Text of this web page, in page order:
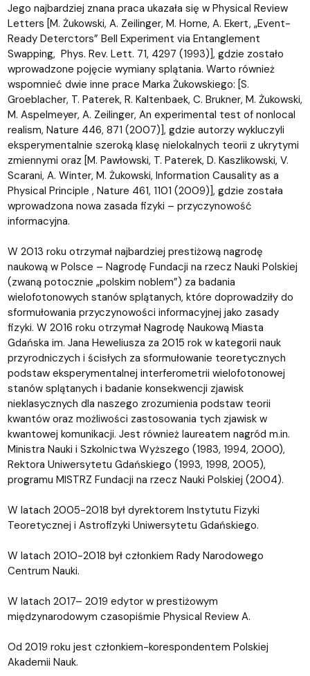
Jego najbardziej znana praca ukazała się w Physical Review
Letters [M. Żukowski, A. Zeilinger, M. Horne, A. Ekert, „Event-
Ready Deterctors” Bell Experiment via Entanglement
Swapping, Phys. Rev. Lett. 71, 4297 (1993)], gdzie zostało
wprowadzone pojęcie wymiany splątania. Warto również
wspomnieć dwie inne prace Marka Żukowskiego: [S.
Groeblacher, T. Paterek, R. Kaltenbaek, C. Brukner, M. Żukowski,
M. Aspelmeyer, A. Zeilinger, An experimental test of nonlocal
realism, Nature 446, 871 (2007)], gdzie autorzy wykluczyli
eksperymentalnie szeroką klasę nielokalnych teorii z ukrytymi
zmiennymi oraz [M. Pawłowski, T. Paterek, D. Kaszlikowski, V.
Scarani, A. Winter, M. Żukowski, Information Causality as a
Physical Principle , Nature 461, 1101 (2009)], gdzie została
wprowadzona nowa zasada fizyki – przyczynowość
informacyjna.
W 2013 roku otrzymał najbardziej prestiżową nagrodę
naukową w Polsce – Nagrodę Fundacji na rzecz Nauki Polskiej
(zwaną potocznie „polskim noblem”) za badania
wielofotonowych stanów splątanych, które doprowadziły do
sformułowania przyczynowości informacyjnej jako zasady
fizyki. W 2016 roku otrzymał Nagrodę Naukową Miasta
Gdańska im. Jana Heweliusza za 2015 rok w kategorii nauk
przyrodniczych i ścisłych za sformułowanie teoretycznych
podstaw eksperymentalnej interferometrii wielofotonowej
stanów splątanych i badanie konsekwencji zjawisk
nieklasycznych dla naszego zrozumienia podstaw teorii
kwantów oraz możliwości zastosowania tych zjawisk w
kwantowej komunikacji. Jest również laureatem nagród m.in.
Ministra Nauki i Szkolnictwa Wyższego (1983, 1994, 2000),
Rektora Uniwersytetu Gdańskiego (1993, 1998, 2005),
programu MISTRZ Fundacji na rzecz Nauki Polskiej (2004).
W latach 2005-2018 był dyrektorem Instytutu Fizyki
Teoretycznej i Astrofizyki Uniwersytetu Gdańskiego.
W latach 2010-2018 był członkiem Rady Narodowego
Centrum Nauki.
W latach 2017– 2019 edytor w prestiżowym
międzynarodowym czasopiśmie Physical Review A.
Od 2019 roku jest członkiem-korespondentem Polskiej
Akademii Nauk.